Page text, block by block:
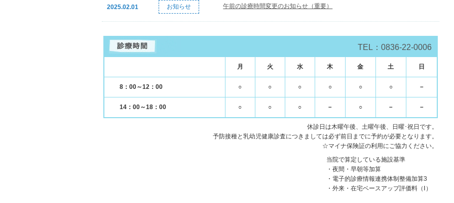
2025.02.01 お知らせ 午前の診療時間変更のお知らせ（重要）
TEL：0836-22-0006
月 火 水 木 金 土 日
8：00～12：00 ○ ○ ○ ○ ○ ○ －
14：00～18：00 ○ ○ ○ － ○ － －
休診日は木曜午後、土曜午後、日曜･祝日です。
予防接種と乳幼児健康診査につきましては必ず前日までに予約が必要となります。
☆マイナ保険証の利用にご協力ください。
当院で算定している施設基準
・夜間・早朝等加算
・電子的診療情報連携体制整備加算3
・外来・在宅ベースアップ評価料（Ⅰ）